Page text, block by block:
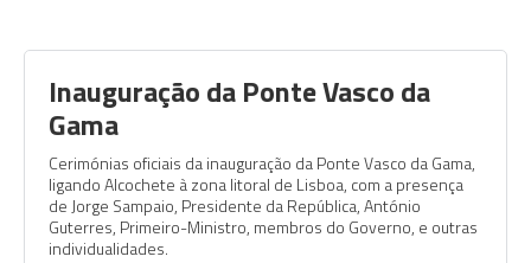
Inauguração da Ponte Vasco da
Gama
Cerimónias oficiais da inauguração da Ponte Vasco da Gama,
ligando Alcochete à zona litoral de Lisboa, com a presença
de Jorge Sampaio, Presidente da República, António
Guterres, Primeiro-Ministro, membros do Governo, e outras
individualidades.